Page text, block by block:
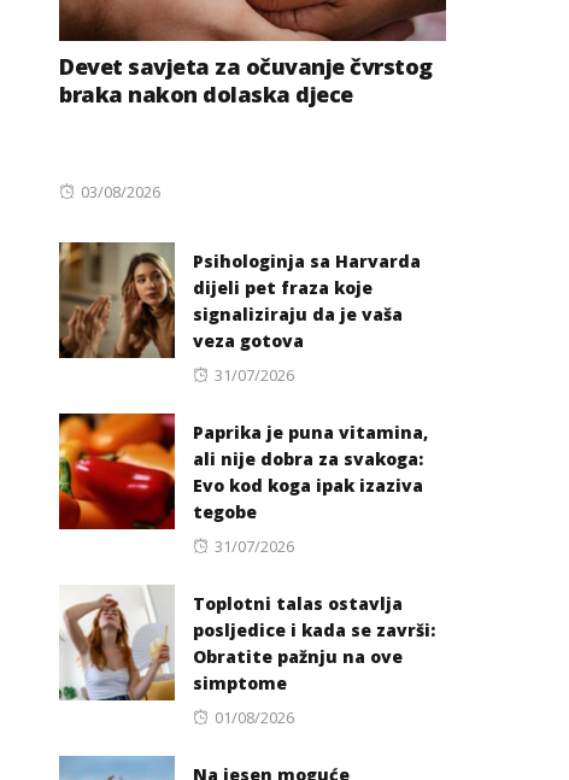
Devet savjeta za očuvanje čvrstog
braka nakon dolaska djece
Posted
03/08/2026
Psihologinja sa Harvarda
dijeli pet fraza koje
signaliziraju da je vaša
veza gotova
Posted
31/07/2026
Paprika je puna vitamina,
ali nije dobra za svakoga:
Evo kod koga ipak izaziva
tegobe
Posted
31/07/2026
Toplotni talas ostavlja
posljedice i kada se završi:
Obratite pažnju na ove
simptome
Posted
01/08/2026
Na jesen moguće